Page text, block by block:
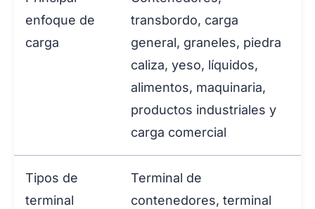
enfoque de
carga
transbordo, carga
general, graneles, piedra
caliza, yeso, líquidos,
alimentos, maquinaria,
productos industriales y
carga comercial
Tipos de
terminal
Terminal de
contenedores, terminal